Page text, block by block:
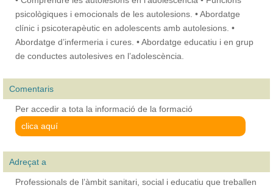
psicològiques i emocionals de les autolesions. • Abordatge
clínic i psicoterapèutic en adolescents amb autolesions. •
Abordatge d’infermeria i cures. • Abordatge educatiu i en grup
de conductes autolesives en l’adolescència.
Comentaris
Per accedir a tota la informació de la formació
clica aquí
Adreçat a
Professionals de l’àmbit sanitari, social i educatiu que treballen